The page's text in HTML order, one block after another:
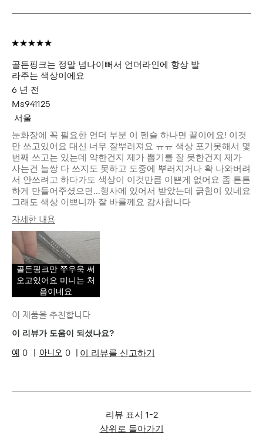
골든핑크는 정말 넘나이뻐서 언더라인에 항상 발
라주는 색상이에요
6 년 전
Ms941125
서울
눈화장에 꼭 필요한 언더 부분 이 펜슬 하나면 끝이에요! 이것
만 쓰고있어요 대신 너무 잘뿌러져요 ㅠㅠ 색상 포기못해서 몇
번째 쓰고는 있는데 약한건지 제가 뽑기를 잘 못한건지 제가
사는건 늘쌍 다 쓰지도 못하고 도중에 뿌러지거나 확 나와버려
서 안쓰려고 하다가도 색상이 이것만큼 이쁜게 없어요 좀 튼튼
하게 만들어주셨으면...행사에 있어서 받았는데 긁힘이 있네요
그래도 색상 이쁘니까 잘 바를께요 감사합니다
자세한 내용
피부 타입
지성
피부 고민
고르지 못한 피부 톤, 수분 부족, 안티 에
이징, 트러블, 홍조
제품 장점
내추럴 글로우, 지속성, 피부톤 보정
골든핑크만 쭈우욱 써
오고있어요 미니는 처
음이네요
이 제품을 추천합니다
이 리뷰가 도움이 되셨나요?
0 0 이 리뷰를 신고하기
리뷰 표시 1-2
상위로 돌아가기